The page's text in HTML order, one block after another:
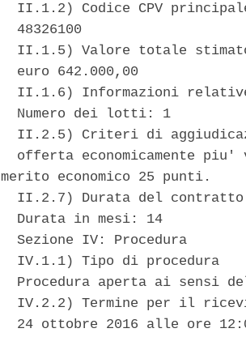
II.1.2) Codice CPV
  48326100
II.1.5) Valore totale
  euro 642.000,00
II.1.6) Informazioni
  Numero dei lotti: 1
II.2.5) Criteri di
offerta economicamente piu'
merito economico 25 punti.
II.2.7) Durata del
  Durata in mesi: 14
  Sezione IV: Procedura
  IV.1.1) Tipo di procedura
Procedura aperta ai sensi
IV.2.2) Termine per il
24 ottobre 2016 alle ore